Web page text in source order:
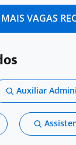
VAGAS
Auxiliar